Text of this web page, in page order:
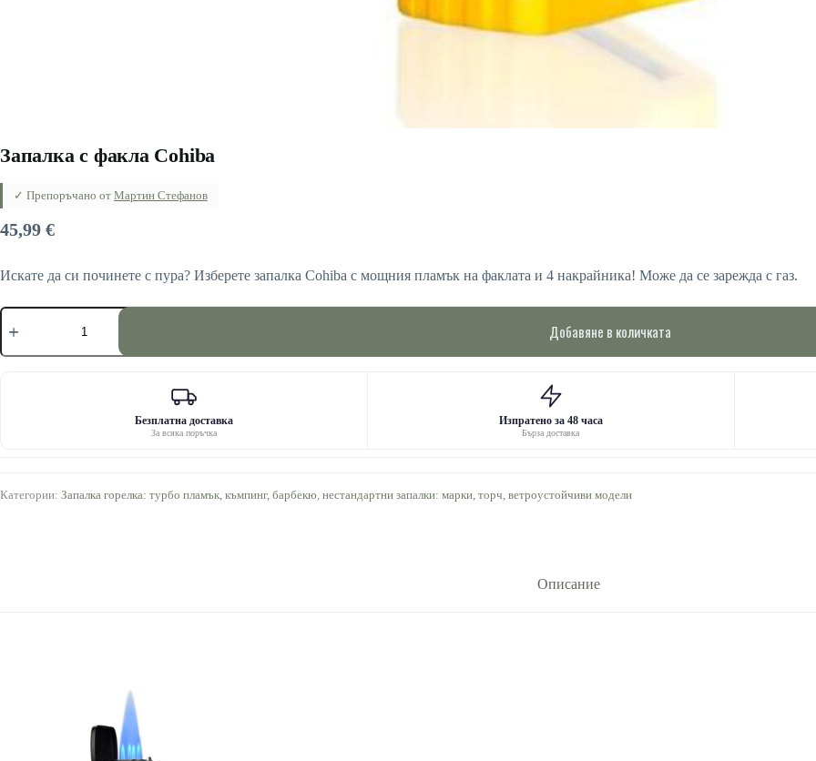
Запалка с факла Cohiba
✓ Препоръчано от Мартин Стефанов
45,99 €
Искате да си починете с пура? Изберете запалка Cohiba с мощния пламък на факлата и 4 накрайника! Може да се зарежда с газ.
количество
за
с
Добавяне в количката
Безплатна доставка
За всяка поръчка
Изпратено за 48 часа
Бърза доставка
Категории: Запалка горелка: турбо пламък, къмпинг, барбекю нестандартни запалки: марки, торч, ветроустойчиви модели
Описание